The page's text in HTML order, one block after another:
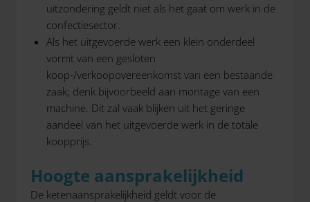
uitzondering geldt niet als het gaat om werk in de
confectiesector.
Als het uitgevoerde werk een klein onderdeel
vormt van een gesloten
koop-/verkoopovereenkomst van een bestaande
zaak; denk bijvoorbeeld aan montage van een
machine. Dit zal vaak blijken uit het geringe
aandeel van het uitgevoerde werk in de totale
koopprijs.
Hoogte aansprakelijkheid
De ketenaansprakelijkheid geldt voor de